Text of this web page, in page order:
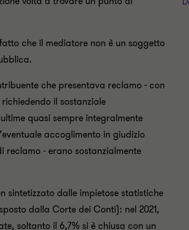
che il mediatore non è un soggetto
che presentava reclamo - con
il sostanziale
quasi sempre integralmente
accoglimento in giudizio
reclamo - erano sostanzialmente
sintetizzato dalle impietose statistiche
dalla Corte dei Conti): nel 2021,
soltanto il 6,7% si è chiusa con un